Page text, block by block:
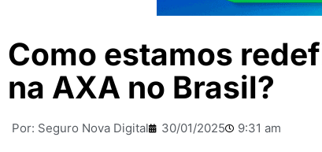
Como estamos
na AXA no Brasil?
Por: Seguro Nova Digital 30/01/2025 9:31 am